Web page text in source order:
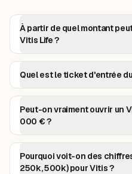
À partir de quel montant
Vitis Life ?
Quel est le ticket d'entrée
Peut-on vraiment ouvrir un
000 € ?
Pourquoi voit-on des
250k, 500k) pour Vitis ?